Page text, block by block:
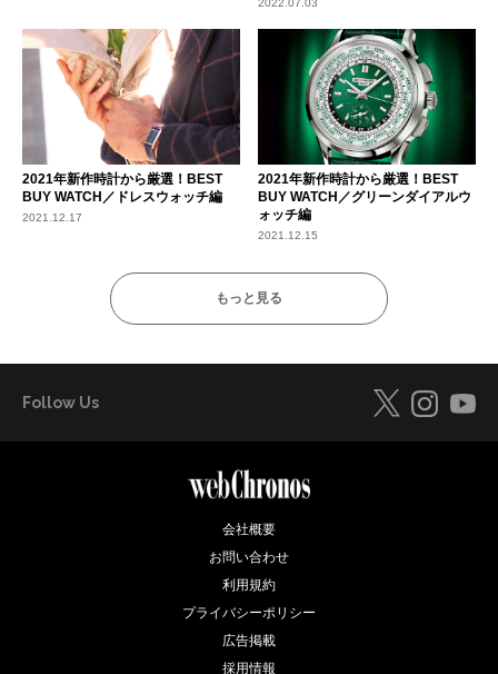
2021年新作時計から厳選！BEST
BUY WATCH／ドレスウォッチ編
2021.12.17
2021年新作時計から厳選！BEST
BUY WATCH／グリーンダイアルウ
ォッチ編
2021.12.15
もっと見る
Follow Us
会社概要
お問い合わせ
利用規約
プライバシーポリシー
広告掲載
採用情報